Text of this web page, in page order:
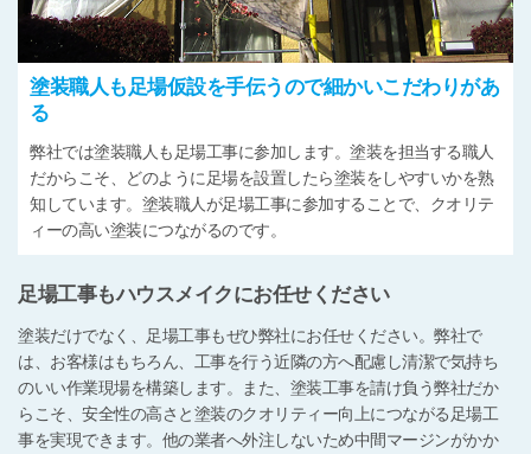
塗装職人も足場仮設を手伝うので細かいこだわりがあ
る
弊社では塗装職人も足場工事に参加します。塗装を担当する職人
だからこそ、どのように足場を設置したら塗装をしやすいかを熟
知しています。塗装職人が足場工事に参加することで、クオリテ
ィーの高い塗装につながるのです。
足場工事もハウスメイクにお任せください
塗装だけでなく、足場工事もぜひ弊社にお任せください。弊社で
は、お客様はもちろん、工事を行う近隣の方へ配慮し清潔で気持ち
のいい作業現場を構築します。また、塗装工事を請け負う弊社だか
らこそ、安全性の高さと塗装のクオリティー向上につながる足場工
事を実現できます。他の業者へ外注しないため中間マージンがかか